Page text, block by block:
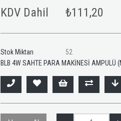
KDV Dahil ₺111,20
Stok Miktarı
52
BLB 4W SAHTE PARA MAKİNESİ AMPULÜ